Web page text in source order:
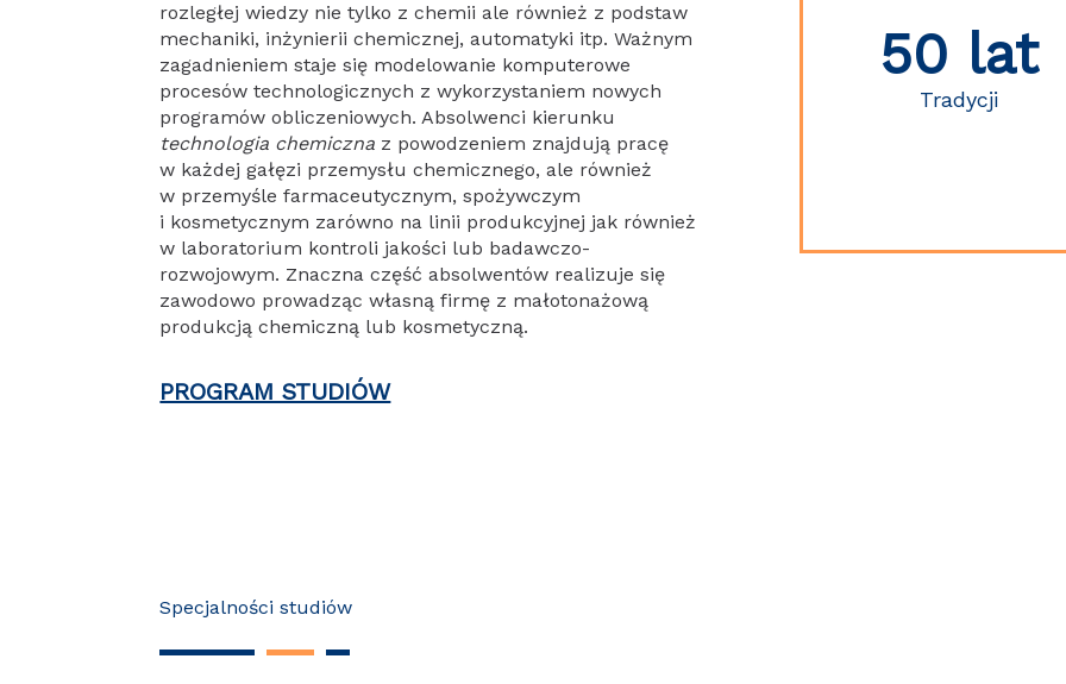
rozległej wiedzy nie tylko z chemii ale również z podstaw
mechaniki, inżynierii chemicznej, automatyki itp. Ważnym
zagadnieniem staje się modelowanie komputerowe
procesów technologicznych z wykorzystaniem nowych
programów obliczeniowych. Absolwenci kierunku
technologia chemiczna z powodzeniem znajdują pracę
w każdej gałęzi przemysłu chemicznego, ale również
w przemyśle farmaceutycznym, spożywczym
i kosmetycznym zarówno na linii produkcyjnej jak również
w laboratorium kontroli jakości lub badawczo-
rozwojowym. Znaczna część absolwentów realizuje się
zawodowo prowadząc własną firmę z małotonażową
produkcją chemiczną lub kosmetyczną.
50 lat
Tradycji
PROGRAM STUDIÓW
Specjalności studiów